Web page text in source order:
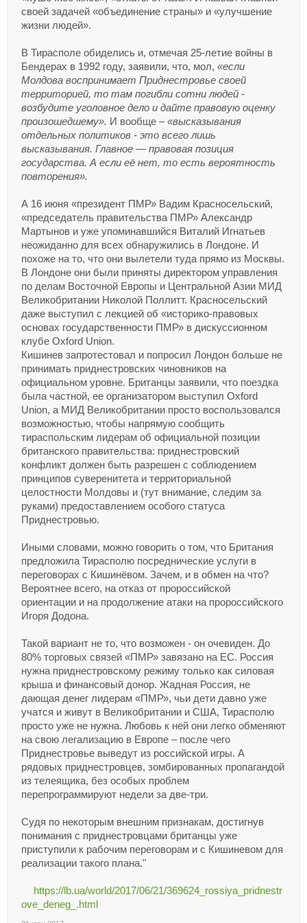
своей задачей «объединение страны» и «улучшение
жизни людей».
В Тирасполе обиделись и, отмечая 25-летие войны в
Бендерах в 1992 году, заявили, что, мол, «если
Молдова воспринимает Приднестровье своей
территорией, то там погибли сотни людей -
возбудите уголовное дело и дайте правовую оценку
произошедшему». И вообще –«высказывания
отдельных политиков - это всего лишь
высказывания. Главное — правовая позиция
государства. А если её нет, то есть вероятность
повторения».
А 16 июня «президент ПМР» Вадим Красносельский,
«председатель правительства ПМР» Александр
Мартынов и уже упоминавшийся Виталий Игнатьев
неожиданно для всех обнаружились в Лондоне. И
похоже на то, что они вылетели туда прямо из Москвы.
В Лондоне они были приняты директором управления
по делам Восточной Европы и Центральной Азии МИД
Великобритании Николой Поллитт. Красносельский
даже выступил с лекцией об «историко-правовых
основах государственности ПМР» в дискуссионном
клубе Oxford Union.
Кишинев запротестовал и попросил Лондон больше не
принимать приднестровских чиновников на
официальном уровне. Британцы заявили, что поездка
была частной, ее организатором выступил Oxford
Union, а МИД Великобритании просто воспользовался
возможностью, чтобы напрямую сообщить
тираспольским лидерам об официальной позиции
британского правительства: приднестровский
конфликт должен быть разрешен с соблюдением
принципов суверенитета и территориальной
целостности Молдовы и (тут внимание, следим за
руками) предоставлением особого статуса
Приднестровью.
Иными словами, можно говорить о том, что Британия
предложила Тирасполю посреднические услуги в
переговорах с Кишинёвом. Зачем, и в обмен на что?
Вероятнее всего, на отказ от пророссийской
ориентации и на продолжение атаки на пророссийского
Игоря Додона.
Такой вариант не то, что возможен - он очевиден. До
80% торговых связей «ПМР» завязано на ЕС. Россия
нужна приднестровскому режиму только как силовая
крыша и финансовый донор. Жадная Россия, не
дающая денег лидерам «ПМР», чьи дети давно уже
учатся и живут в Великобритании и США, Тирасполю
просто уже не нужна. Любовь к ней они легко обменяют
на свою легализацию в Европе – после чего
Приднестровье выведут из российской игры. А
рядовых приднестровцев, зомбированных пропагандой
из телеящика, без особых проблем
перепрограммируют недели за две-три.
Судя по некоторым внешним признакам, достигнув
понимания c приднестровцами британцы уже
приступили к рабочим переговорам и с Кишиневом для
реализации такого плана."
https://lb.ua/world/2017/06/21/369624_rossiya_pridnestr
ove_deneg_.html